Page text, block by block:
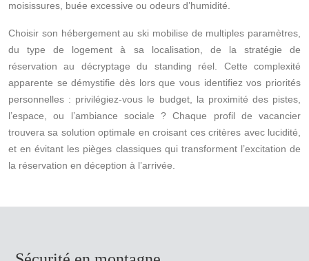
moisissures, buée excessive ou odeurs d’humidité.
Choisir son hébergement au ski mobilise de multiples paramètres,
du type de logement à sa localisation, de la stratégie de
réservation au décryptage du standing réel. Cette complexité
apparente se démystifie dès lors que vous identifiez vos priorités
personnelles : privilégiez-vous le budget, la proximité des pistes,
l’espace, ou l’ambiance sociale ? Chaque profil de vacancier
trouvera sa solution optimale en croisant ces critères avec lucidité,
et en évitant les pièges classiques qui transforment l’excitation de
la réservation en déception à l’arrivée.